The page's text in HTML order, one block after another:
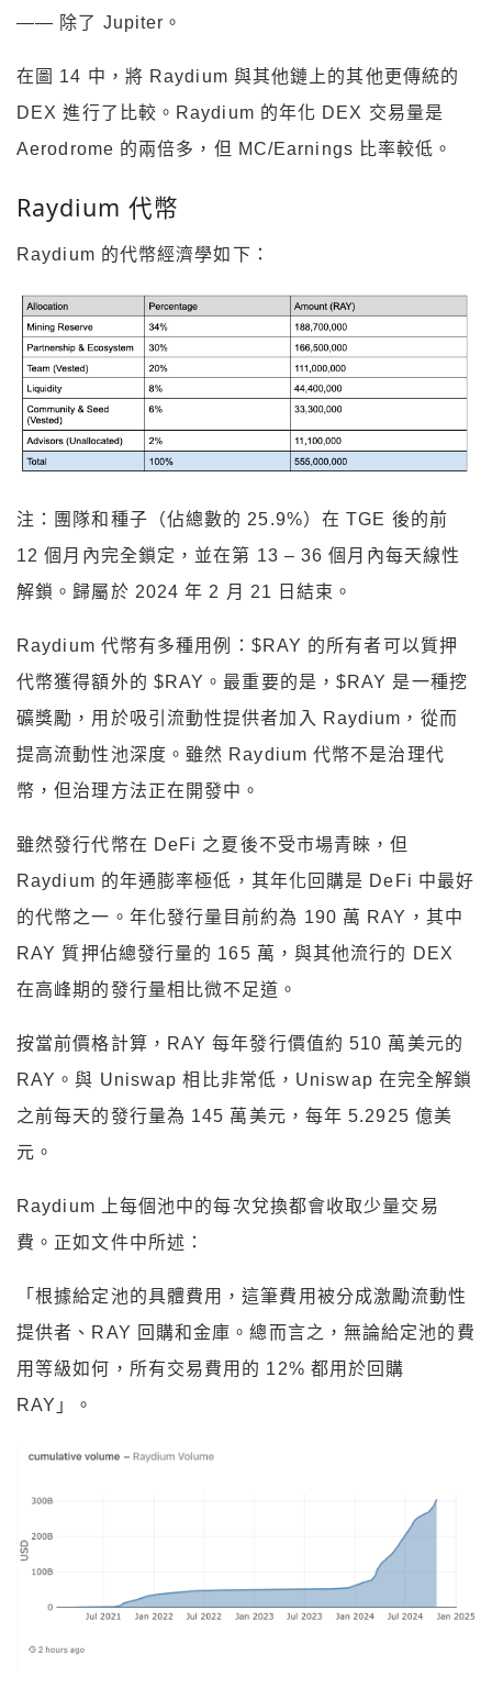
—— 除了 Jupiter。
在圖 14 中，將 Raydium 與其他鏈上的其他更傳統的
DEX 進行了比較。Raydium 的年化 DEX 交易量是
Aerodrome 的兩倍多，但 MC/Earnings 比率較低。
Raydium 代幣
Raydium 的代幣經濟學如下：
注：團隊和種子（佔總數的 25.9%）在 TGE 後的前
12 個月內完全鎖定，並在第 13 – 36 個月內每天線性
解鎖。歸屬於 2024 年 2 月 21 日結束。
Raydium 代幣有多種用例：$RAY 的所有者可以質押
代幣獲得額外的 $RAY。最重要的是，$RAY 是一種挖
礦獎勵，用於吸引流動性提供者加入 Raydium，從而
提高流動性池深度。雖然 Raydium 代幣不是治理代
幣，但治理方法正在開發中。
雖然發行代幣在 DeFi 之夏後不受市場青睞，但
Raydium 的年通膨率極低，其年化回購是 DeFi 中最好
的代幣之一。年化發行量目前約為 190 萬 RAY，其中
RAY 質押佔總發行量的 165 萬，與其他流行的 DEX
在高峰期的發行量相比微不足道。
按當前價格計算，RAY 每年發行價值約 510 萬美元的
RAY。與 Uniswap 相比非常低，Uniswap 在完全解鎖
之前每天的發行量為 145 萬美元，每年 5.2925 億美
元。
Raydium 上每個池中的每次兌換都會收取少量交易
費。正如文件中所述：
「根據給定池的具體費用，這筆費用被分成激勵流動性
提供者、RAY 回購和金庫。總而言之，無論給定池的費
用等級如何，所有交易費用的 12% 都用於回購
RAY」。